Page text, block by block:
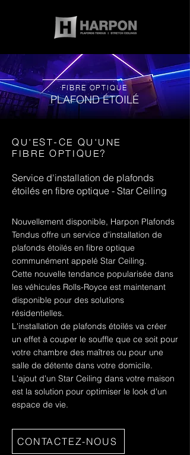
FIBRE OPTIQUE
PLAFOND ÉTOILÉ
QU'EST-CE QU'UNE
FIBRE OPTIQUE?
Service d'installation de plafonds
étoilés en fibre optique - Star Ceiling
Nouvellement disponible, Harpon Plafonds
Tendus offre un service d'installation de
plafonds étoilés en fibre optique
communément appelé Star Ceiling.
Cette nouvelle tendance popularisée dans
les véhicules Rolls-Royce est maintenant
disponible pour des solutions
résidentielles.
L'installation de plafonds étoilés va créer
un effet à couper le souffle que ce soit pour
votre chambre des maîtres ou pour une
salle de détente dans votre domicile.
L'ajout d'un Star Ceiling dans votre maison
est la solution pour optimiser le look d'un
espace de vie.
CONTACTEZ-NOUS